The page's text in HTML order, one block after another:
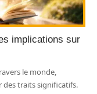
implications sur
le monde,
des traits significatifs.